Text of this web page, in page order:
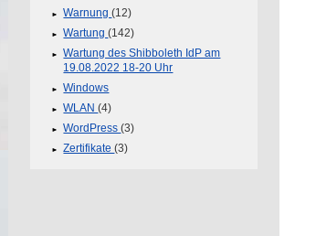
Warnung(12)
Wartung(142)
Wartung des Shibboleth IdP am
19.08.2022 18-20 Uhr
Windows
WLAN(4)
WordPress(3)
Zertifikate(3)